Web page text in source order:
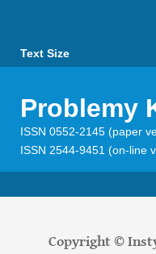
Text Size
Problemy
ISSN 0552-2145 (paper
ISSN 2544-9451 (on-line
Copyright ©